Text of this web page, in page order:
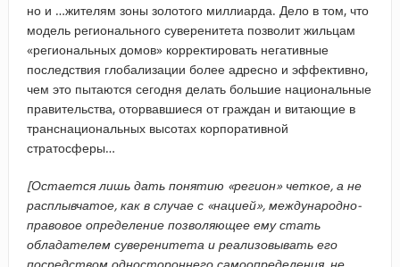
но и …жителям зоны золотого миллиарда. Дело в том, что
модель регионального суверенитета позволит жильцам
«региональных домов» корректировать негативные
последствия глобализации более адресно и эффективно,
чем это пытаются сегодня делать большие национальные
правительства, оторвавшиеся от граждан и витающие в
транснациональных высотах корпоративной
стратосферы…
[Остается лишь дать понятию «регион» четкое, а не
расплывчатое, как в случае с «нацией», международно-
правовое определение позволяющее ему стать
обладателем суверенитета и реализовывать его